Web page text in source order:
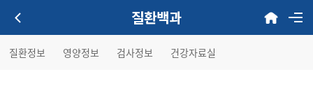
질환백과
질환정보 영양정보 검사정보 건강자료실